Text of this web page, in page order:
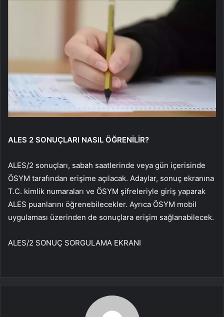
ALES 2 SONUÇLARI NASIL ÖĞRENİLİR?
ALES/2 sonuçları, sabah saatlerinde veya gün içerisinde
ÖSYM tarafından erişime açılacak. Adaylar, sonuç ekranına
T.C. kimlik numaraları ve ÖSYM şifreleriyle giriş yaparak
ALES puanlarını öğrenebilecekler. Ayrıca ÖSYM mobil
uygulaması üzerinden de sonuçlara erişim sağlanabilecek.
ALES/2 SONUÇ SORGULAMA EKRANI